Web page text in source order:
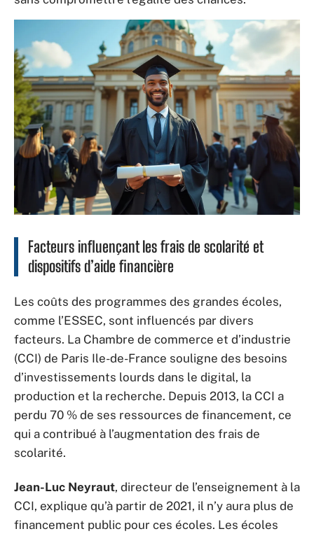
Facteurs influençant les frais de scolarité et
dispositifs d’aide financière
Les coûts des programmes des grandes écoles,
comme l’ESSEC, sont influencés par divers
facteurs. La Chambre de commerce et d’industrie
(CCI) de Paris Ile-de-France souligne des besoins
d’investissements lourds dans le digital, la
production et la recherche. Depuis 2013, la CCI a
perdu 70 % de ses ressources de financement, ce
qui a contribué à l’augmentation des frais de
scolarité.
Jean-Luc Neyraut, directeur de l’enseignement à la
CCI, explique qu’à partir de 2021, il n’y aura plus de
financement public pour ces écoles. Les écoles